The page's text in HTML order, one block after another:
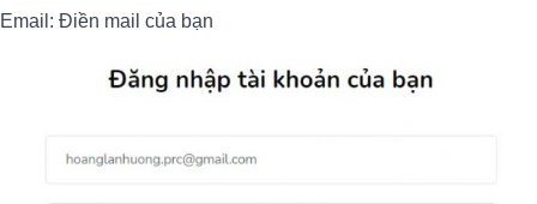
Email: Điền mail của bạn